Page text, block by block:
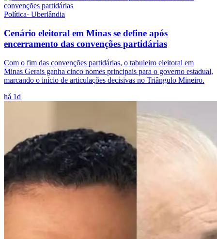
Política· Uberlândia
Cenário eleitoral em Minas se define após
encerramento das convenções partidárias
Com o fim das convenções partidárias, o tabuleiro eleitoral em
Minas Gerais ganha cinco nomes principais para o governo estadual,
marcando o início de articulações decisivas no Triângulo Mineiro.
há 1d